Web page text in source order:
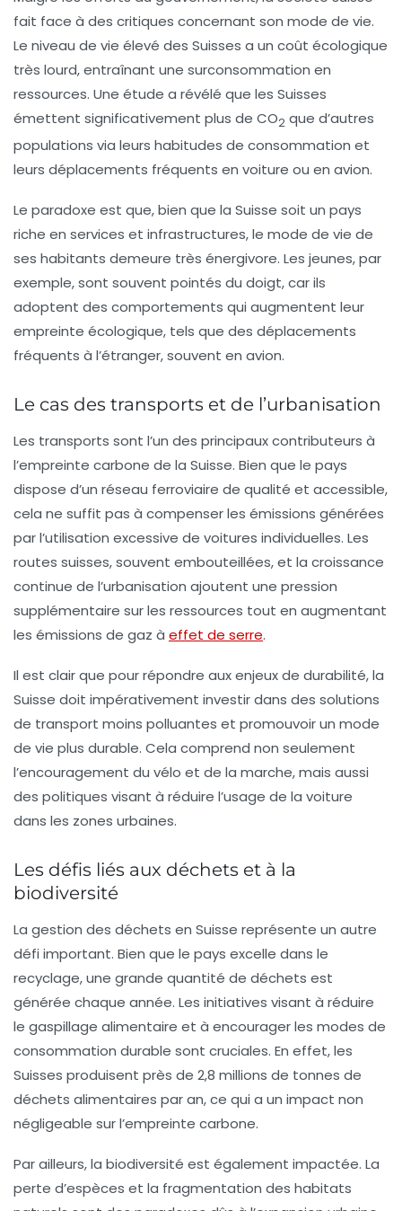
fait face à des critiques concernant son mode de vie.
Le niveau de vie élevé des Suisses a un coût écologique
très lourd, entraînant une surconsommation en
ressources. Une étude a révélé que les Suisses
émettent significativement plus de CO2 que d’autres
populations via leurs habitudes de consommation et
leurs déplacements fréquents en voiture ou en avion.
Le paradoxe est que, bien que la Suisse soit un pays
riche en services et infrastructures, le mode de vie de
ses habitants demeure très énergivore. Les jeunes, par
exemple, sont souvent pointés du doigt, car ils
adoptent des comportements qui augmentent leur
empreinte écologique, tels que des déplacements
fréquents à l’étranger, souvent en avion.
Le cas des transports et de l’urbanisation
Les transports sont l’un des principaux contributeurs à
l’empreinte carbone de la Suisse. Bien que le pays
dispose d’un réseau ferroviaire de qualité et accessible,
cela ne suffit pas à compenser les émissions générées
par l’utilisation excessive de voitures individuelles. Les
routes suisses, souvent embouteillées, et la croissance
continue de l’urbanisation ajoutent une pression
supplémentaire sur les ressources tout en augmentant
les émissions de gaz à effet de serre.
Il est clair que pour répondre aux enjeux de durabilité, la
Suisse doit impérativement investir dans des solutions
de transport moins polluantes et promouvoir un mode
de vie plus durable. Cela comprend non seulement
l’encouragement du vélo et de la marche, mais aussi
des politiques visant à réduire l’usage de la voiture
dans les zones urbaines.
Les défis liés aux déchets et à la
biodiversité
La gestion des déchets en Suisse représente un autre
défi important. Bien que le pays excelle dans le
recyclage, une grande quantité de déchets est
générée chaque année. Les initiatives visant à réduire
le gaspillage alimentaire et à encourager les modes de
consommation durable sont cruciales. En effet, les
Suisses produisent près de 2,8 millions de tonnes de
déchets alimentaires par an, ce qui a un impact non
négligeable sur l’empreinte carbone.
Par ailleurs, la biodiversité est également impactée. La
perte d’espèces et la fragmentation des habitats